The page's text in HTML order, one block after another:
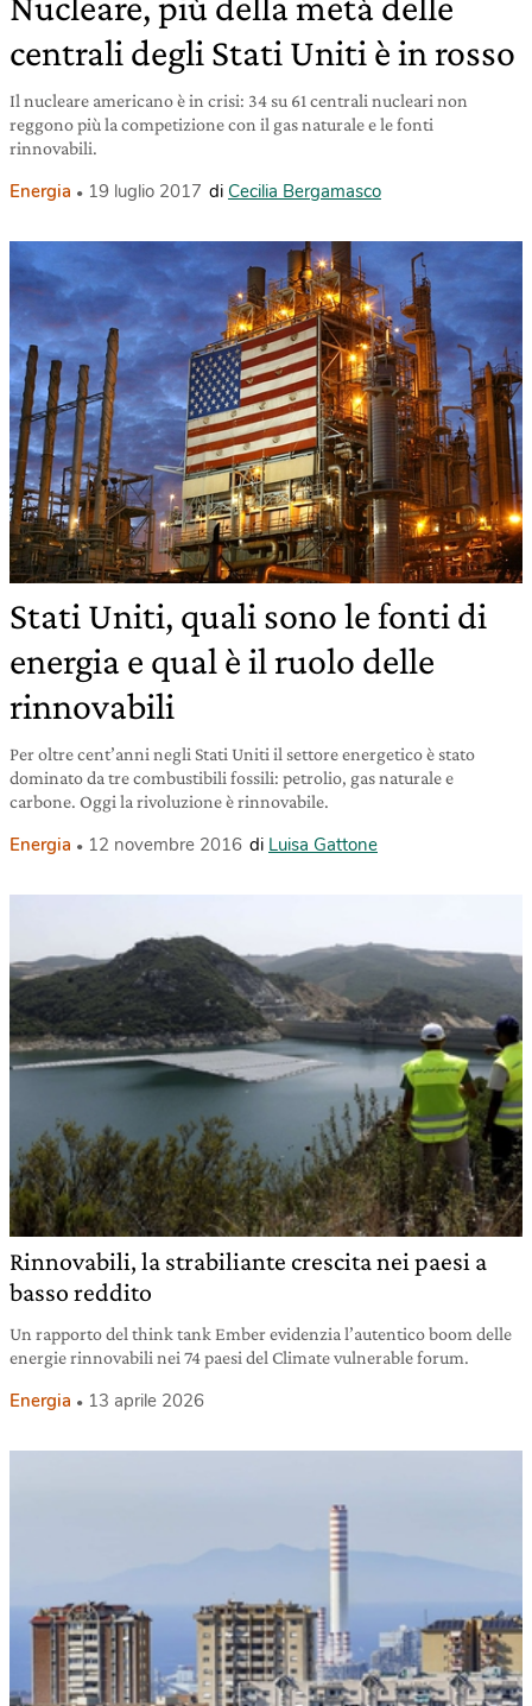
centrali degli Stati Uniti è in rosso
Il nucleare americano è in crisi: 34 su 61 centrali nucleari non
reggono più la competizione con il gas naturale e le fonti
rinnovabili.
Energia 19 luglio 2017 di Cecilia Bergamasco
Stati Uniti, quali sono le fonti di
energia e qual è il ruolo delle
rinnovabili
Per oltre cent’anni negli Stati Uniti il settore energetico è stato
dominato da tre combustibili fossili: petrolio, gas naturale e
carbone. Oggi la rivoluzione è rinnovabile.
Energia 12 novembre 2016 di Luisa Gattone
Rinnovabili, la strabiliante crescita nei paesi a
basso reddito
Un rapporto del think tank Ember evidenzia l’autentico boom delle
energie rinnovabili nei 74 paesi del Climate vulnerable forum.
Energia 13 aprile 2026